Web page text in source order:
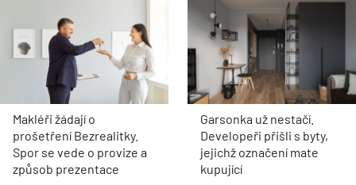
Makléři žádají o
prošetření Bezrealitky.
Spor se vede o provize a
způsob prezentace
Garsonka už nestačí.
Developeři přišli s byty,
jejichž označení mate
kupující